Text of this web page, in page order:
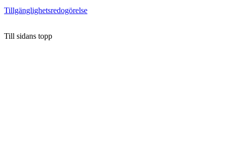
Tillgänglighetsredogörelse
Till sidans topp